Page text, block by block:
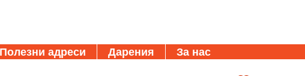
Полезни адреси Дарения За нас